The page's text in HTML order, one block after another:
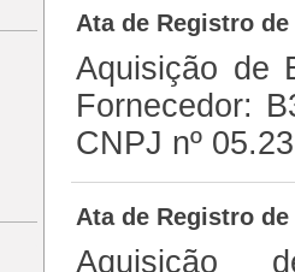
Ata de Registro de
Aquisição de
Fornecedor:
CNPJ nº
Ata de Registro de
Aquisição